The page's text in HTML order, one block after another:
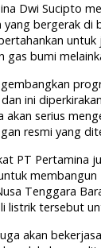
Dwi Sucipto
bergerak di
gas bumi
ini
akan serius
resmi yang
PT Pertamina
Tenggara
listrik tersebut
akan